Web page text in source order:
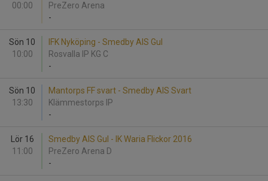
00:00
PreZero Arena
-
Sön 10
10:00
IFK Nyköping - Smedby AIS Gul
Rosvalla IP KG C
-
Sön 10
13:30
Mantorps FF svart - Smedby AIS Svart
Klämmestorps IP
-
Lör 16
11:00
Smedby AIS Gul - IK Waria Flickor 2016
PreZero Arena D
-